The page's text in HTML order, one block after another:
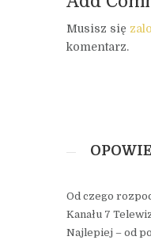
Musisz się
komentarz.
Od czego
Kanału 7
Najlepiej – od